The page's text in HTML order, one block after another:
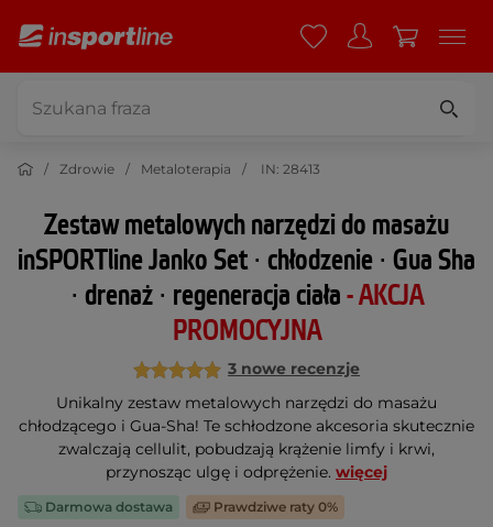
Zdrowie Metaloterapia IN: 28413
Zestaw metalowych narzędzi do masażu
inSPORTline Janko Set ∙ chłodzenie ∙ Gua Sha
∙ drenaż ∙ regeneracja ciała- AKCJA
PROMOCYJNA
3 nowe recenzje
Unikalny zestaw metalowych narzędzi do masażu
chłodzącego i Gua-Sha! Te schłodzone akcesoria skutecznie
zwalczają cellulit, pobudzają krążenie limfy i krwi,
przynosząc ulgę i odprężenie. więcej
Darmowa dostawa Prawdziwe raty 0%